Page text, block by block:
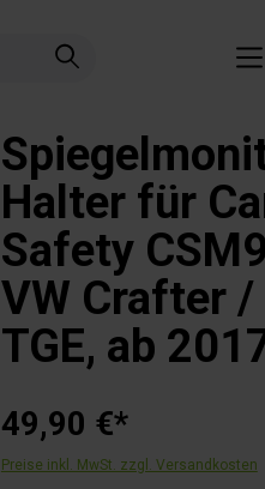
Halter für
Safety
VW Crafter /
TGE, ab
49,90 €*
Preise inkl. MwSt. zzgl. Versandkosten